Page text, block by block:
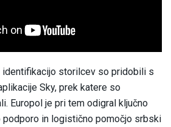
identifikacijo storilcev so pridobili s
Sky, prek katere so
Europol je pri tem odigral ključno
in logistično pomočjo srbski